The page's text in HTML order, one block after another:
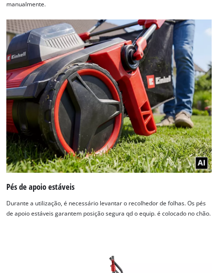
manualmente.
Pés de apoio estáveis
Durante a utilização, é necessário levantar o recolhedor de folhas. Os pés
de apoio estáveis garantem posição segura qd o equip. é colocado no chão.